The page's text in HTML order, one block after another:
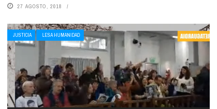
27 AGOSTO, 2018
JUSTICIA LESA HUMANIDAD